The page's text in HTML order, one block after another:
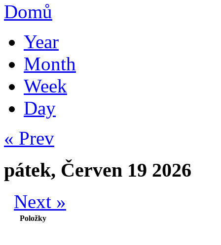
Domů
Year
Month
Week
Day
« Prev
pátek, Červen 19 2026
Next »
Položky